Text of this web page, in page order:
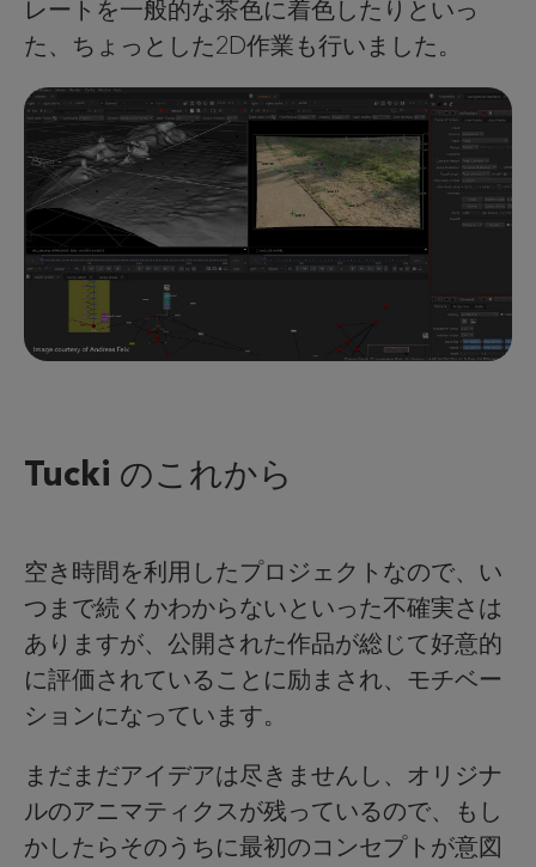
レートを一般的な茶色に着色したりといっ
た、ちょっとした2D作業も行いました。
Tucki のこれから
空き時間を利用したプロジェクトなので、い
つまで続くかわからないといった不確実さは
ありますが、公開された作品が総じて好意的
に評価されていることに励まされ、モチベー
ションになっています。
まだまだアイデアは尽きませんし、オリジナ
ルのアニマティクスが残っているので、もし
かしたらそのうちに最初のコンセプトが意図